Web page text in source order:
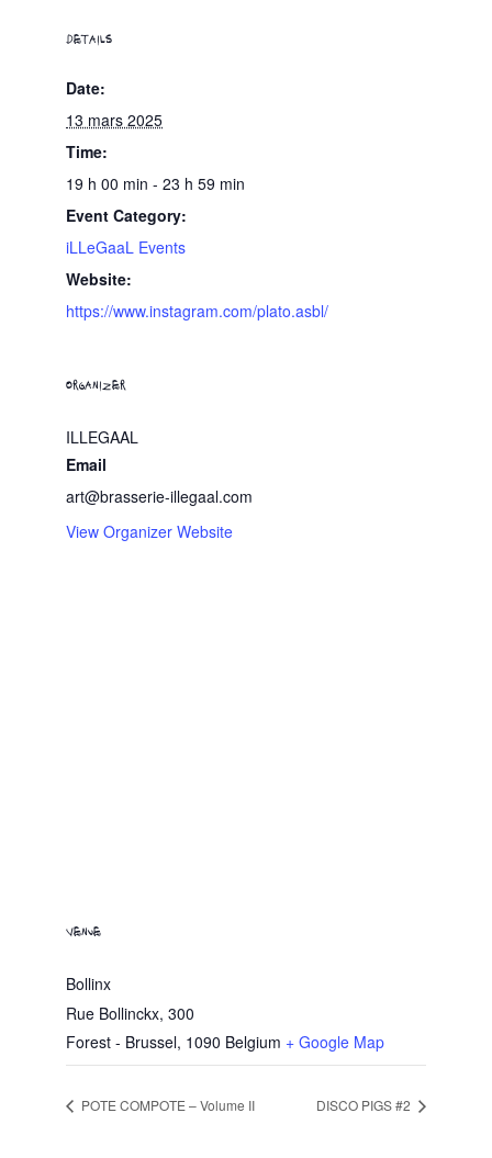
DETAILS
Date:
13 mars 2025
Time:
19 h 00 min - 23 h 59 min
Event Category:
iLLeGaaL Events
Website:
https://www.instagram.com/plato.asbl/
ORGANIZER
ILLEGAAL
Email
art@brasserie-illegaal.com
View Organizer Website
VENUE
Bollinx
Rue Bollinckx, 300
Forest - Brussel, 1090 Belgium + Google Map
POTE COMPOTE – Volume II DISCO PIGS #2